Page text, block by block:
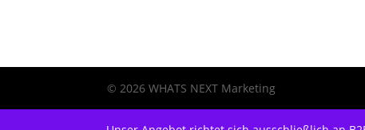
© 2026 WHATS NEXT Marketing